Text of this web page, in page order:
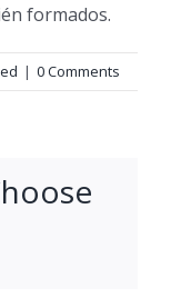
formados.
| 0 Comments